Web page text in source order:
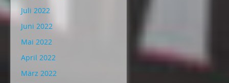
Juli 2022
Juni 2022
Mai 2022
April 2022
März 2022